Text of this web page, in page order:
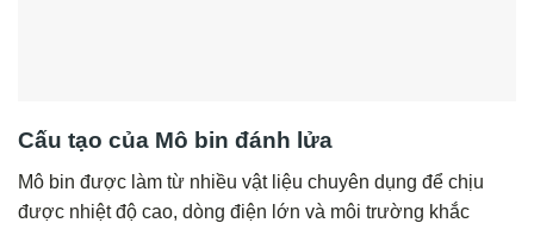
Cấu tạo của Mô bin đánh lửa
Mô bin được làm từ nhiều vật liệu chuyên dụng để chịu
được nhiệt độ cao, dòng điện lớn và môi trường khắc